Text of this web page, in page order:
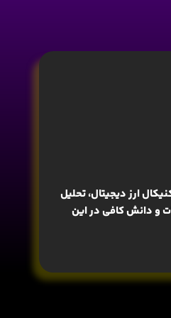
ارز دیجیتال، تحلیل
و دانش کافی در این